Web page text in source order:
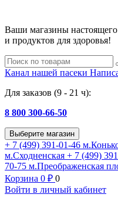
Ваши магазины
и продуктов для здоровья!
Канал нашей пасеки
Для заказов (9 - 21 ч):
8 800 300-66-50
Выберите магазин
+ 7 (499) 391-01-46
м.Сходненская + 7 (499)
70-75 м.Преображенская
Корзина 0 ₽ 0
Войти в личный кабинет